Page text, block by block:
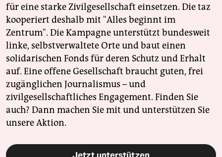
für eine starke Zivilgesellschaft einsetzen. Die taz
kooperiert deshalb mit "Alles beginnt im
Zentrum". Die Kampagne unterstützt bundesweit
linke, selbstverwaltete Orte und baut einen
solidarischen Fonds für deren Schutz und Erhalt
auf. Eine offene Gesellschaft braucht guten, frei
zugänglichen Journalismus – und
zivilgesellschaftliches Engagement. Finden Sie
auch? Dann machen Sie mit und unterstützen Sie
unsere Aktion.